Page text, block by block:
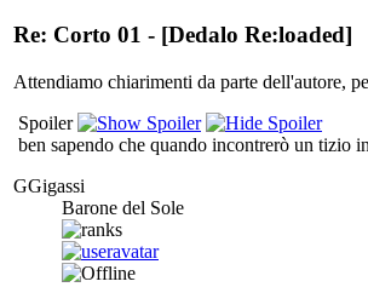
Re: Corto 01 - [Dedalo Re:loaded]
Attendiamo chiarimenti da parte dell'autore,
Spoiler
ben sapendo che quando incontrerò un tizio
GGigassi
Barone del Sole